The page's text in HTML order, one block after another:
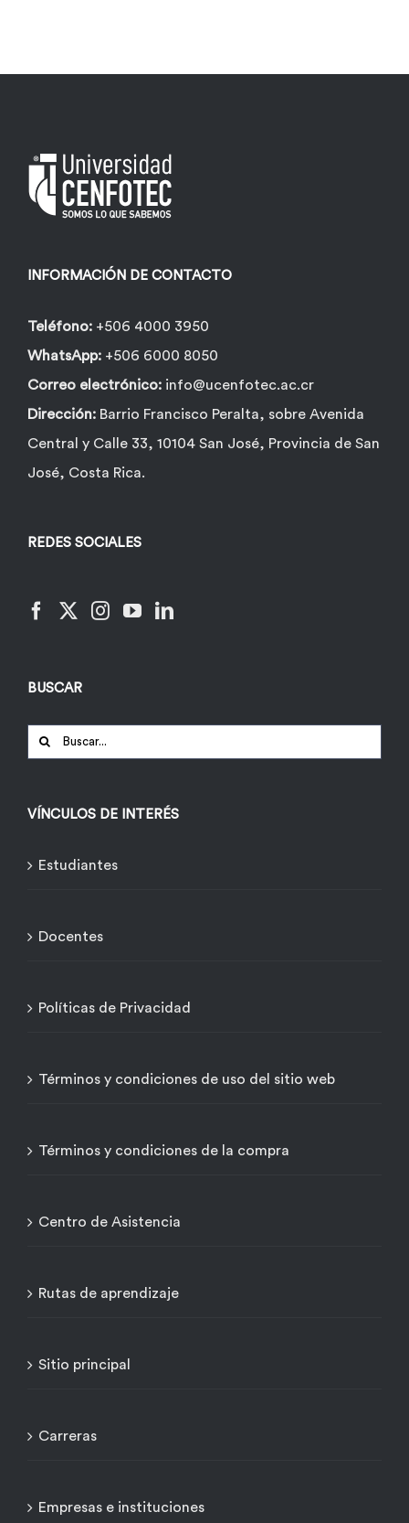
INFORMACIÓN DE CONTACTO
Teléfono: +506 4000 3950
WhatsApp: +506 6000 8050
Correo electrónico: info@ucenfotec.ac.cr
Dirección: Barrio Francisco Peralta, sobre Avenida
Central y Calle 33, 10104 San José, Provincia de San
José, Costa Rica.
REDES SOCIALES
BUSCAR
Buscar:
VÍNCULOS DE INTERÉS
Estudiantes
Docentes
Políticas de Privacidad
Términos y condiciones de uso del sitio web
Términos y condiciones de la compra
Centro de Asistencia
Rutas de aprendizaje
Sitio principal
Carreras
Empresas e instituciones